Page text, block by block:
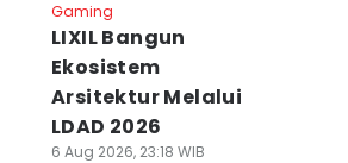
Gaming
LIXIL Bangun
Ekosistem
Arsitektur Melalui
LDAD 2026
6 Aug 2026, 23:18 WIB